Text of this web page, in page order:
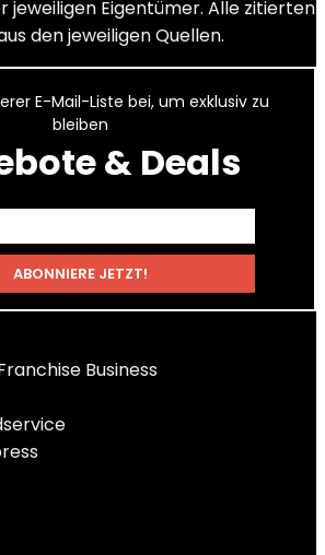
Eigentümer. Alle zitierten
den jeweiligen Quellen.
E-Mail-Liste bei, um exklusiv zu
bleiben
& Deals
Business